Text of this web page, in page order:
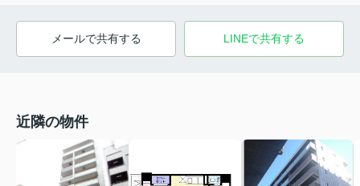
メールで共有する LINEで共有する
近隣の物件